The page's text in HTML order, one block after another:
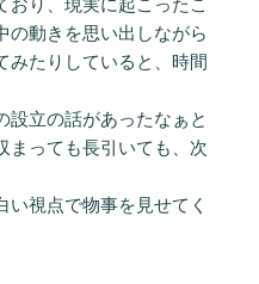
の動きを思い出しながら
みたりしていると、時間
設立の話があったなぁと
まっても長引いても、次
い視点で物事を見せてく